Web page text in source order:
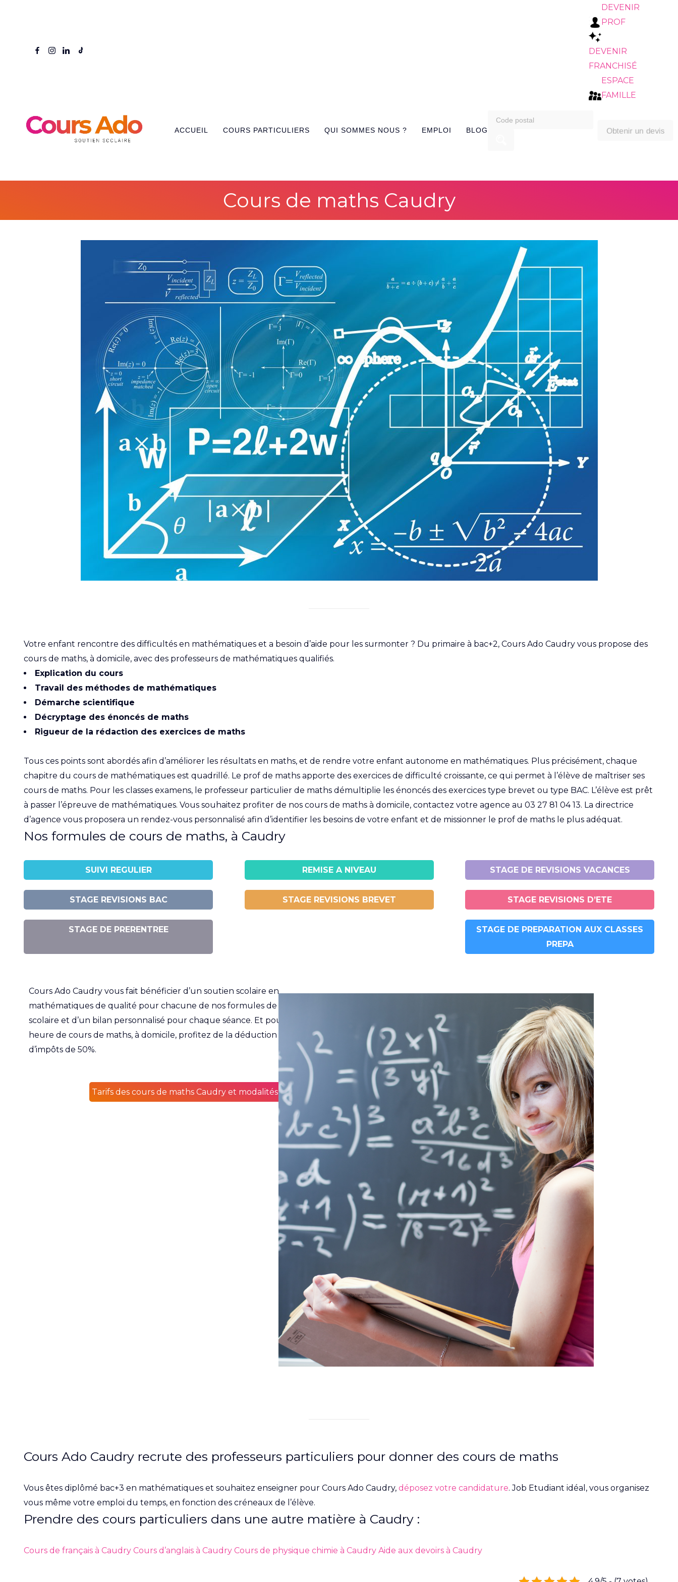
DEVENIR
PROF
DEVENIR
FRANCHISÉ
ESPACE
FAMILLE
ACCUEIL COURS PARTICULIERS QUI SOMMES NOUS ? EMPLOI BLOG
search
Obtenir un devis
Cours de maths Caudry
Votre enfant rencontre des difficultés en mathématiques et a besoin d’aide pour les surmonter ? Du primaire à bac+2, Cours Ado Caudry vous propose des
cours de maths, à domicile, avec des professeurs de mathématiques qualifiés.
Explication du cours
Travail des méthodes de mathématiques
Démarche scientifique
Décryptage des énoncés de maths
Rigueur de la rédaction des exercices de maths
Tous ces points sont abordés afin d’améliorer les résultats en maths, et de rendre votre enfant autonome en mathématiques. Plus précisément, chaque
chapitre du cours de mathématiques est quadrillé. Le prof de maths apporte des exercices de difficulté croissante, ce qui permet à l’élève de maîtriser ses
cours de maths. Pour les classes examens, le professeur particulier de maths démultiplie les énoncés des exercices type brevet ou type BAC. L’élève est prêt
à passer l’épreuve de mathématiques. Vous souhaitez profiter de nos cours de maths à domicile, contactez votre agence au 03 27 81 04 13. La directrice
d’agence vous proposera un rendez-vous personnalisé afin d’identifier les besoins de votre enfant et de missionner le prof de maths le plus adéquat.
Nos formules de cours de maths, à Caudry
SUIVI REGULIER REMISE A NIVEAU STAGE DE REVISIONS VACANCES
STAGE REVISIONS BAC STAGE REVISIONS BREVET STAGE REVISIONS D’ETE
STAGE DE PRERENTREE
STAGE DE PREPARATION AUX CLASSES
PREPA
Cours Ado Caudry vous fait bénéficier d’un soutien scolaire en
mathématiques de qualité pour chacune de nos formules de soutien
scolaire et d’un bilan personnalisé pour chaque séance. Et pour chaque
heure de cours de maths, à domicile, profitez de la déduction ou du crédit
d’impôts de 50%.
Tarifs des cours de maths Caudry et modalités de paiement
Cours Ado Caudry recrute des professeurs particuliers pour donner des cours de maths
Vous êtes diplômé bac+3 en mathématiques et souhaitez enseigner pour Cours Ado Caudry, déposez votre candidature. Job Etudiant idéal, vous organisez
vous même votre emploi du temps, en fonction des créneaux de l’élève.
Prendre des cours particuliers dans une autre matière à Caudry :
Cours de français à Caudry Cours d’anglais à Caudry Cours de physique chimie à Caudry Aide aux devoirs à Caudry